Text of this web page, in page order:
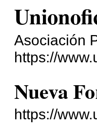
Asociación
https://
Nueva
https://